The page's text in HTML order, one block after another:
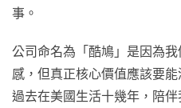
事。
公司命名為「酷鳩」是因為
感，但真正核心價值應該要
過去在美國生活十幾年，陪